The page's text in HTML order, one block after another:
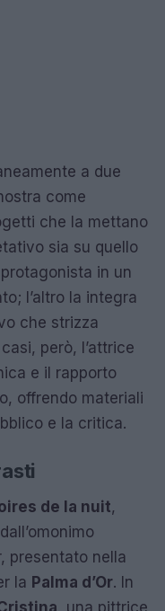
a due
come
che la mettano
sia su quello
in un
l’altro la integra
che strizza
però, l’attrice
e il rapporto
offrendo materiali
e la critica.
de la nuit,
presentato nella
la Palma d’Or. In
, una pittrice